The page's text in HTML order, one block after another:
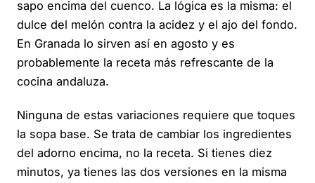
sapo encima del cuenco. La lógica es la misma: el
dulce del melón contra la acidez y el ajo del fondo.
En Granada lo sirven así en agosto y es
probablemente la receta más refrescante de la
cocina andaluza.
Ninguna de estas variaciones requiere que toques
la sopa base. Se trata de cambiar los ingredientes
del adorno encima, no la receta. Si tienes diez
minutos, ya tienes las dos versiones en la misma